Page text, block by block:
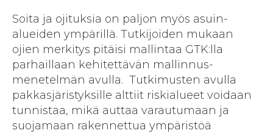
Soita ja ojituksia on paljon myös asuin­
alueiden ympärillä. Tutkijoiden mukaan
ojien merkitys pitäisi mallintaa GTK:lla
parhaillaan kehitettävän mallinnus­
menetelmän avulla. Tutkimusten avulla
pakkas­järistyksille alttiit riski­alueet voidaan
tunnistaa, mikä auttaa varautumaan ja
suojamaan rakennettua ympäristöä